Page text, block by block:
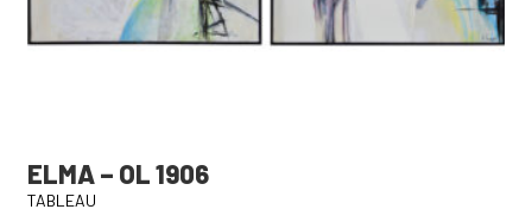
ELMA – OL 1906
TABLEAU